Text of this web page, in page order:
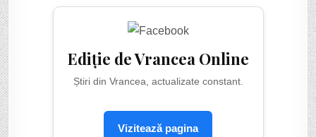
Ediție de Vrancea Online
Știri din Vrancea, actualizate constant.
Vizitează pagina